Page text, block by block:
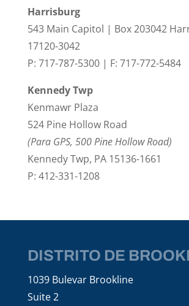
Harrisburg
543 Main Capitol | Box 203042
17120-3042
P: 717-787-5300 | F: 717-772-5484
Kennedy Twp
Kenmawr Plaza
524 Pine Hollow Road
(Para GPS, 500 Pine Hollow Road)
Kennedy Twp, PA 15136-1661
P: 412-331-1208
DISTRITO DE
1039 Bulevar Brookline
Suite 2